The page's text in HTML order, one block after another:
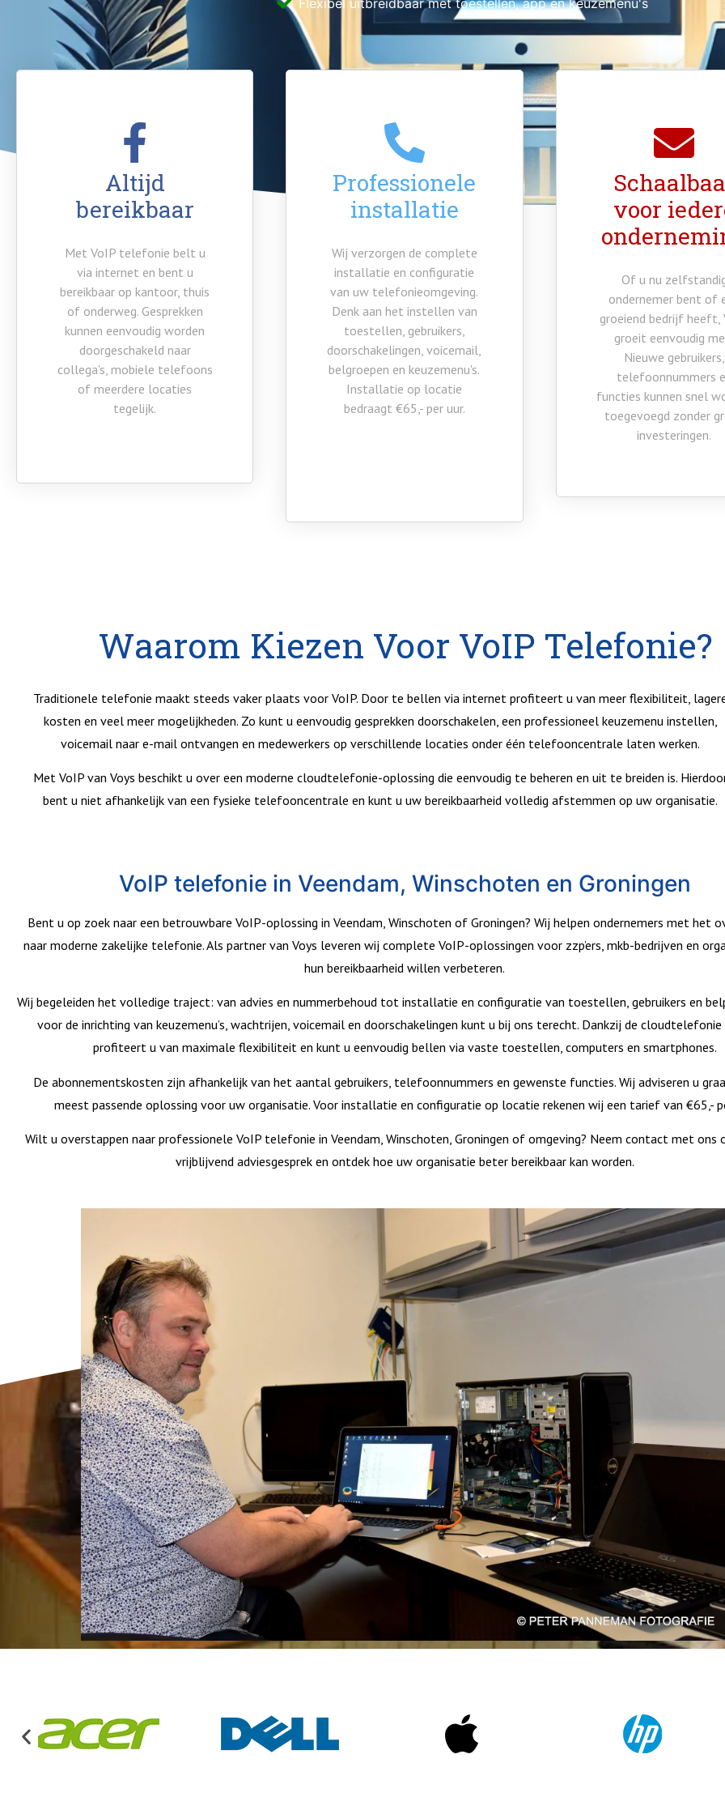
Altijd
bereikbaar
Met VoIP telefonie belt u
via internet en bent u
bereikbaar op kantoor, thuis
of onderweg. Gesprekken
kunnen eenvoudig worden
doorgeschakeld naar
collega's, mobiele telefoons
of meerdere locaties
tegelijk.
Professionele
installatie
Wij verzorgen de complete
installatie en configuratie
van uw telefonieomgeving.
Denk aan het instellen van
toestellen, gebruikers,
doorschakelingen, voicemail,
belgroepen en keuzemenu's.
Installatie op locatie
bedraagt €65,- per uur.
voor
Of u nu
ondernemer bent of
groeiend bedrijf heeft,
groeit eenvoudig
Nieuwe gebruikers,
telefoonnummers
functies kunnen snel
toegevoegd zonder
investeringen.
Waarom Kiezen Voor VoIP Telefonie?
Traditionele telefonie maakt steeds vaker plaats voor VoIP. Door te bellen via internet profiteert u van meer flexibiliteit,
kosten en veel meer mogelijkheden. Zo kunt u eenvoudig gesprekken doorschakelen, een professioneel keuzemenu instellen,
voicemail naar e-mail ontvangen en medewerkers op verschillende locaties onder één telefooncentrale laten werken.
Met VoIP van Voys beschikt u over een moderne cloudtelefonie-oplossing die eenvoudig te beheren en uit te breiden is.
bent u niet afhankelijk van een fysieke telefooncentrale en kunt u uw bereikbaarheid volledig afstemmen op uw organisatie.
VoIP telefonie in Veendam, Winschoten en Groningen
Bent u op zoek naar een betrouwbare VoIP-oplossing in Veendam, Winschoten of Groningen? Wij helpen ondernemers met het
naar moderne zakelijke telefonie. Als partner van Voys leveren wij complete VoIP-oplossingen voor zzp’ers, mkb-bedrijven en
hun bereikbaarheid willen verbeteren.
Wij begeleiden het volledige traject: van advies en nummerbehoud tot installatie en configuratie van toestellen, gebruikers en
voor de inrichting van keuzemenu’s, wachtrijen, voicemail en doorschakelingen kunt u bij ons terecht. Dankzij de cloudtelefonie
profiteert u van maximale flexibiliteit en kunt u eenvoudig bellen via vaste toestellen, computers en smartphones.
De abonnementskosten zijn afhankelijk van het aantal gebruikers, telefoonnummers en gewenste functies. Wij adviseren u
meest passende oplossing voor uw organisatie. Voor installatie en configuratie op locatie rekenen wij een tarief van €65,-
Wilt u overstappen naar professionele VoIP telefonie in Veendam, Winschoten, Groningen of omgeving? Neem contact met ons
vrijblijvend adviesgesprek en ontdek hoe uw organisatie beter bereikbaar kan worden.